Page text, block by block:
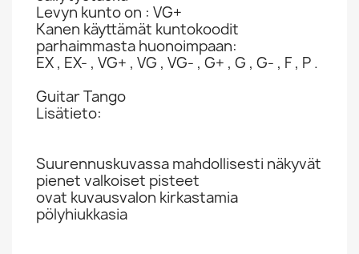
Levyn kunto on : VG+
Kanen käyttämät kuntokoodit
parhaimmasta huonoimpaan:
EX , EX- , VG+ , VG , VG- , G+ , G , G- , F , P .
Guitar Tango
Lisätieto:
Suurennuskuvassa mahdollisesti näkyvät
pienet valkoiset pisteet
ovat kuvausvalon kirkastamia
pölyhiukkasia